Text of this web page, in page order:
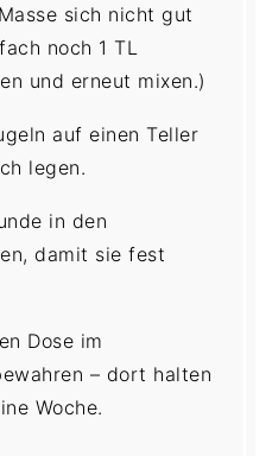
sich nicht gut
noch 1 TL
und erneut mixen.)
auf einen Teller
legen.
in den
damit sie fest
Dose im
– dort halten
Woche.